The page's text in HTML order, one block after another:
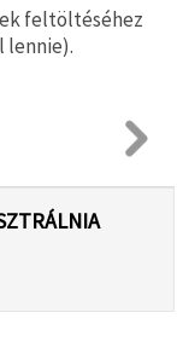
feltöltéséhez
lennie).